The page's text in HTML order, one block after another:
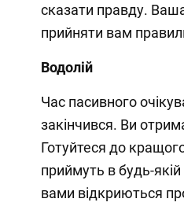
сказати правду.
прийняти вам
Водолій
Час пасивного
закінчився. Ви
Готуйтеся до
приймуть в будь-
вами відкриються